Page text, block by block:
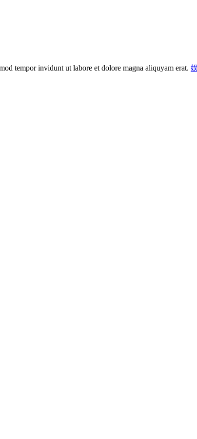
tempor invidunt ut labore et dolore magna aliquyam erat.